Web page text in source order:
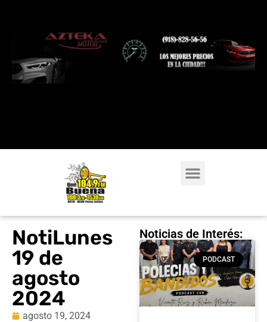
NotiLunes
19 de
agosto
2024
agosto 19, 2024
Noticias de Interés:
PODCAST